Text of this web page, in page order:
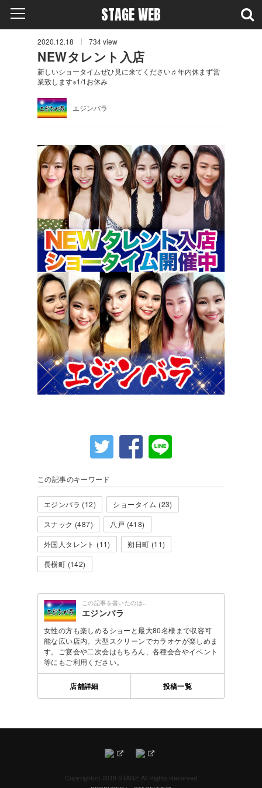
STAGE WEB
2020.12.18 734view
NEWタレント入店
新しいショータイムぜひ見に来てください♬年内休まず営
業致します※1/1お休み
エジンバラ
この記事のキーワード
エジンバラ (12)
ショータイム (23)
スナック (487)
八戸 (418)
外国人タレント (11)
朔日町 (11)
長横町 (142)
この記事を書いたのは..
エジンバラ
女性の方も楽しめるショーと最大80名様まで収容可
能な広い店内。大型スクリーンでカラオケが楽しめま
す。ご宴会や二次会はもちろん、各種会合やイベント
等にもご利用ください。
店舗詳細 投稿一覧
Copyright(c) 2019 STAGE All Rights Reserved